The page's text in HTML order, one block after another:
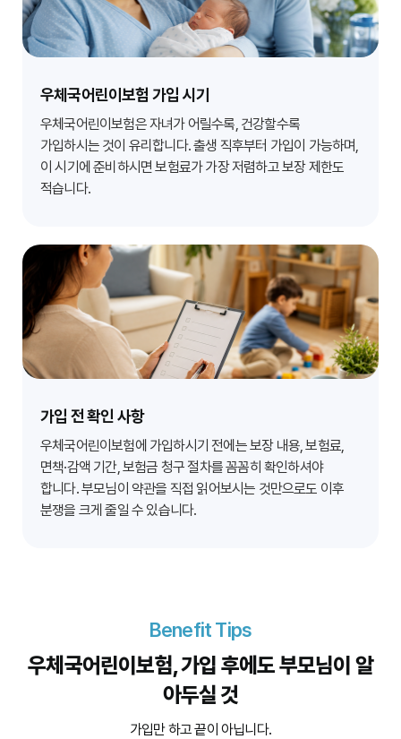
우체국어린이보험 가입 시기
우체국어린이보험은 자녀가 어릴수록, 건강할수록
가입하시는 것이 유리합니다. 출생 직후부터 가입이 가능하며,
이 시기에 준비하시면 보험료가 가장 저렴하고 보장 제한도
적습니다.
가입 전 확인 사항
우체국어린이보험에 가입하시기 전에는 보장 내용, 보험료,
면책·감액 기간, 보험금 청구 절차를 꼼꼼히 확인하셔야
합니다. 부모님이 약관을 직접 읽어보시는 것만으로도 이후
분쟁을 크게 줄일 수 있습니다.
Benefit Tips
우체국어린이보험,가입 후에도부모님이 알
아두실 것
가입만 하고 끝이 아닙니다.